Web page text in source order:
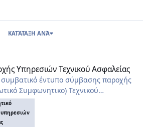
ΚΑΤΆΤΑΞΗ ΑΝΆ
Υπηρεσιών Τεχνικού Ασφαλείας
έντυπο σύμβασης παροχής
Συμφωνητικο) Τεχνικού
αρχείων .dotx και .odt.